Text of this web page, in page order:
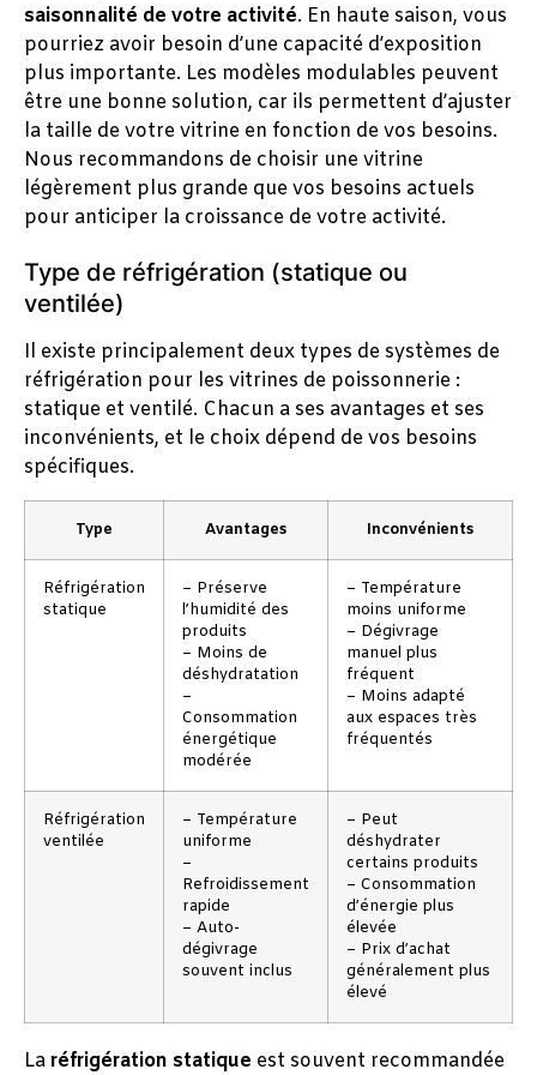
saisonnalité de votre activité. En haute saison, vous
pourriez avoir besoin d’une capacité d’exposition
plus importante. Les modèles modulables peuvent
être une bonne solution, car ils permettent d’ajuster
la taille de votre vitrine en fonction de vos besoins.
Nous recommandons de choisir une vitrine
légèrement plus grande que vos besoins actuels
pour anticiper la croissance de votre activité.
Type de réfrigération (statique ou
ventilée)
Il existe principalement deux types de systèmes de
réfrigération pour les vitrines de poissonnerie :
statique et ventilé. Chacun a ses avantages et ses
inconvénients, et le choix dépend de vos besoins
spécifiques.
Type Avantages Inconvénients
Réfrigération
statique
– Préserve
l’humidité des
produits
– Moins de
déshydratation
–
Consommation
énergétique
modérée
– Température
moins uniforme
– Dégivrage
manuel plus
fréquent
– Moins adapté
aux espaces très
fréquentés
Réfrigération
ventilée
– Température
uniforme
–
Refroidissement
rapide
– Auto-
dégivrage
souvent inclus
– Peut
déshydrater
certains produits
– Consommation
d’énergie plus
élevée
– Prix d’achat
généralement plus
élevé
Laréfrigération statique est souvent recommandée